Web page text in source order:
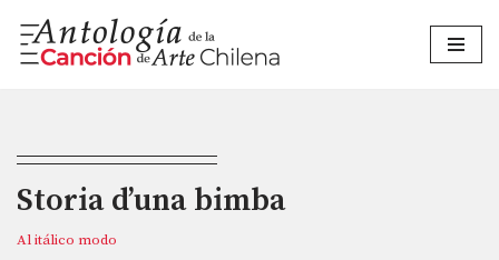
Saltar
Storia d’una bimba
Al itálico modo